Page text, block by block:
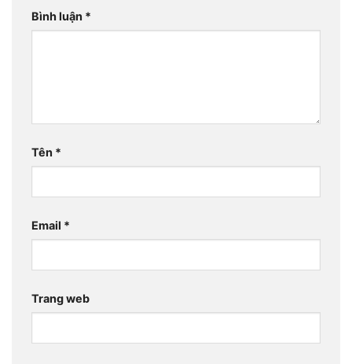
Bình luận *
Tên *
Email *
Trang web